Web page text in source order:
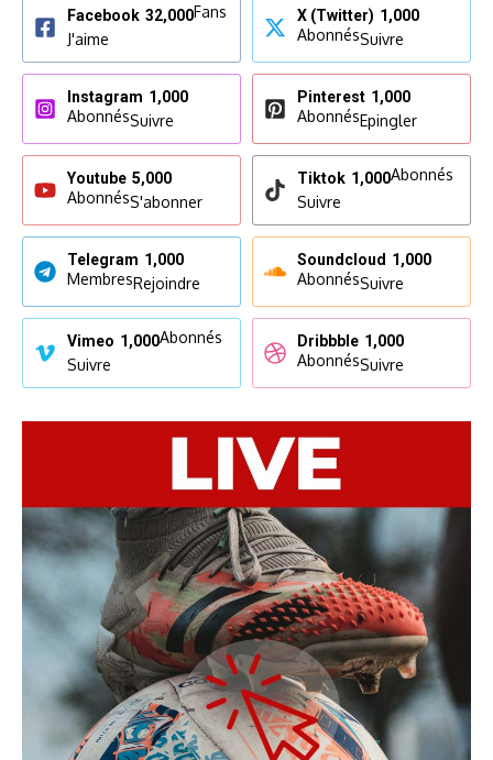
Facebook 32,000Fans
J'aime
X (Twitter) 1,000
AbonnésSuivre
Instagram 1,000
AbonnésSuivre
Pinterest 1,000
AbonnésEpingler
Youtube 5,000
AbonnésS'abonner
Tiktok 1,000Abonnés
Suivre
Telegram 1,000
MembresRejoindre
Soundcloud 1,000
AbonnésSuivre
Vimeo 1,000Abonnés
Suivre
Dribbble 1,000
AbonnésSuivre